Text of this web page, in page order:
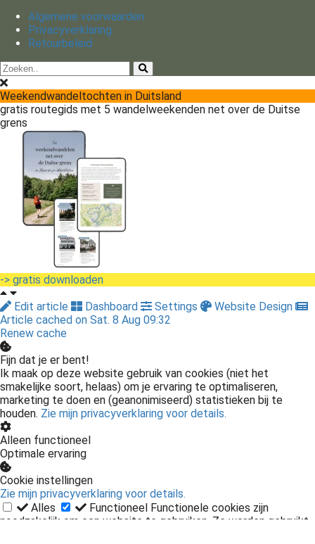
Algemene voorwaarden
Privacyverklaring
Retourbeleid
Weekendwandeltochten in Duitsland
gratis routegids met 5 wandelweekenden net over de Duitse
grens
-> gratis downloaden
Edit article
Dashboard Settings
Website Design
Article cached on Sat. 8 Aug 09:32
Renew cache
Fijn dat je er bent!
Ik maak op deze website gebruik van cookies (niet het
smakelijke soort, helaas) om je ervaring te optimaliseren,
marketing te doen en (geanonimiseerd) statistieken bij te
houden. Zie mijn privacyverklaring voor details.
Alleen functioneel
Optimale ervaring
Cookie instellingen
Zie mijn privacyverklaring voor details.
Alles
Functioneel Functionele cookies zijn
noodzakelijk om een website te gebruiken. Ze worden gebruikt